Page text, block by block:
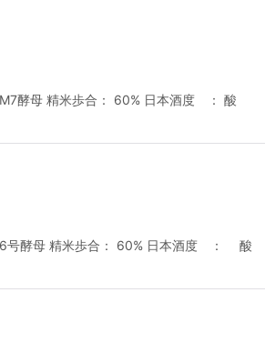
酵母 精米歩合： 60% 日本酒度 ： 酸
号酵母 精米歩合： 60% 日本酒度 ： 酸